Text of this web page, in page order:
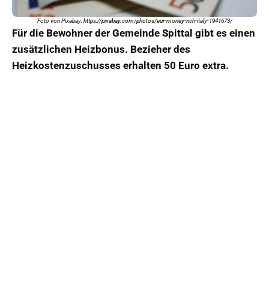
Foto von Pixabay: https://pixabay.com/photos/eur-money-rich-italy-1941673/
Für die Bewohner der Gemeinde Spittal gibt es einen
zusätzlichen Heizbonus. Bezieher des
Heizkostenzuschusses erhalten 50 Euro extra.